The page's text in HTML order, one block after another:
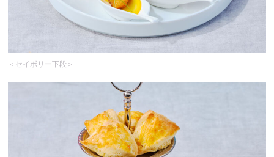
＜セイボリー下段＞